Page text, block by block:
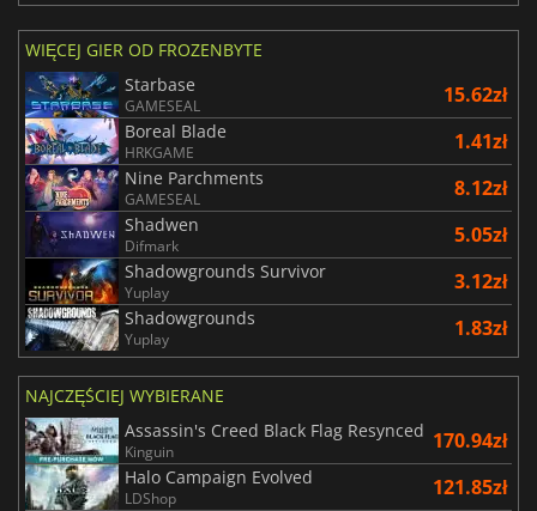
WIĘCEJ GIER OD FROZENBYTE
Starbase
GAMESEAL 15.62zł
Boreal Blade
HRKGAME 1.41zł
Nine Parchments
GAMESEAL 8.12zł
Shadwen
Difmark 5.05zł
Shadowgrounds Survivor
Yuplay 3.12zł
Shadowgrounds
Yuplay 1.83zł
NAJCZĘŚCIEJ WYBIERANE
Assassin's Creed Black Flag Resynced
Kinguin 170.94zł
Halo Campaign Evolved
LDShop 121.85zł